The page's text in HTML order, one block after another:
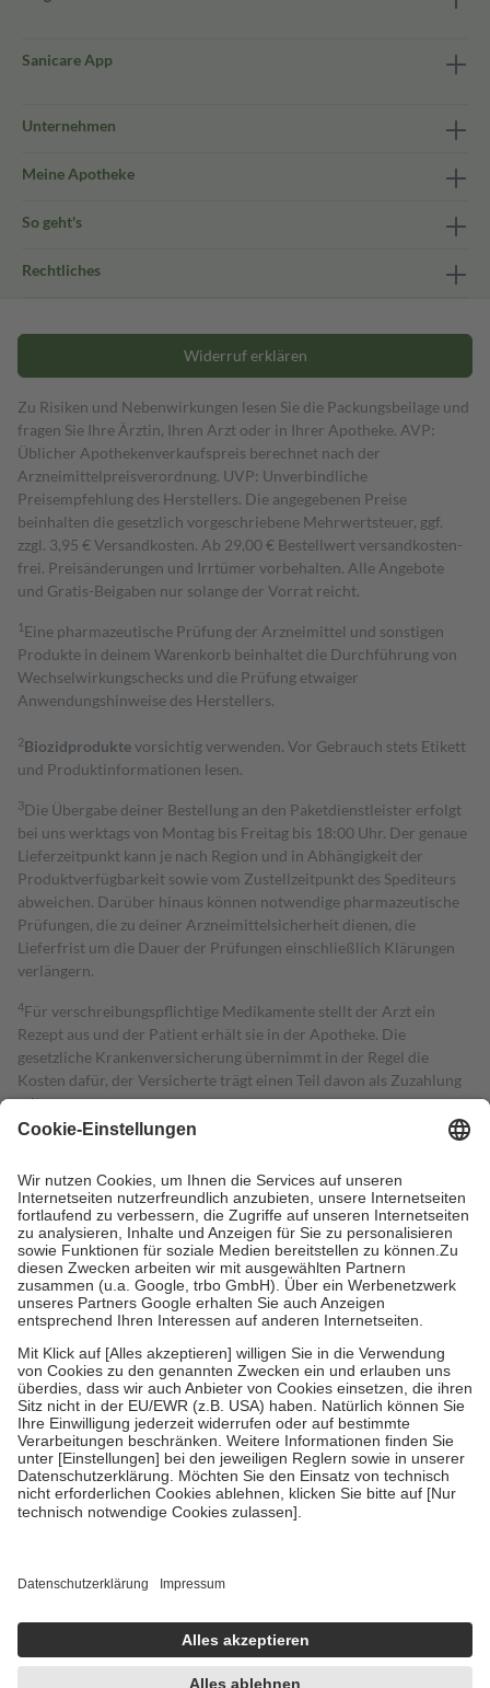
Sanicare App
Unternehmen
Meine Apotheke
So geht's
Rechtliches
Widerruf erklären
Zu Risiken und Nebenwirkungen lesen Sie die Packungsbeilage und
fragen Sie Ihre Ärztin, Ihren Arzt oder in Ihrer Apotheke. AVP:
Üblicher Apothekenverkaufspreis berechnet nach der
Arzneimittelpreisverordnung. UVP: Unverbindliche
Preisempfehlung des Herstellers. Die angegebenen Preise
beinhalten die gesetzlich vorgeschriebene Mehrwertsteuer, ggf.
zzgl. 3,95 € Versandkosten. Ab 29,00 € Bestell­wert versand­kosten­
frei. Preisänderungen und Irrtümer vorbehalten. Alle Angebote
und Gratis-Beigaben nur solange der Vorrat reicht.
1 Eine pharmazeutische Prüfung der Arzneimittel und sonstigen
Produkte in deinem Warenkorb beinhaltet die Durchführung von
Wechselwirkungschecks und die Prüfung etwaiger
Anwendungshinweise des Herstellers.
2Biozidproduktevorsichtig verwenden. Vor Gebrauch stets Etikett
und Produktinformationen lesen.
3Die Übergabe deiner Bestellung an den Paketdienstleister erfolgt
bei uns werktags von Montag bis Freitag bis 18:00 Uhr. Der genaue
Lieferzeitpunkt kann je nach Region und in Abhängigkeit der
Produktverfügbarkeit sowie vom Zustellzeitpunkt des Spediteurs
abweichen. Darüber hinaus können notwendige pharmazeutische
Prüfungen, die zu deiner Arzneimittelsicherheit dienen, die
Lieferfrist um die Dauer der Prüfungen einschließlich Klärungen
verlängern.
4Für verschreibungspflichtige Medikamente stellt der Arzt ein
Rezept aus und der Patient erhält sie in der Apotheke. Die
gesetzliche Krankenversicherung übernimmt in der Regel die
Kosten dafür, der Versicherte trägt einen Teil davon als Zuzahlung
mit.
Grundsätzlich leisten Mitglieder Zuzahlungen in Höhe von zehn
höchstens zehn Euro.
Es sind jedoch nie mehr als die tatsächlichen
Kosten der Leistung zu entrichten.
Diese Regeln gelten grundsätzlich auch für Online-Apotheken.
Bei Heilmitteln und häuslicher Krankenpflege beträgt die
Zuzahlung zehn Prozent der Kosten sowie zehn Euro je
Verordnung.
Um das Engagement der Versicherten für ihre eigene Gesundheit zu
stärken und die besondere Stellung der Familie zu unterstützen,
fallenkeine Zuzahlungenan bei:
• Kindern und Jugendlichen bis zum vollendeten 18. Lebensjahr
mit Ausnahme der Fahrkosten
• Untersuchungen zur Vorsorge und Früherkennung, die von der
GKV getragen werden
• empfohlenen Schutzimpfungen
• Harn- und Blutteststreifen
getroffen, um sicherzustellen, dass es sich um echte Bewertungen
https://help.etrusted.com/hc/de/articles/4419944605341
Einige Bilder und Inhalte wurden unter Zuhilfenahme künstlicher